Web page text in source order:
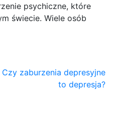
psychiczne, które
świecie. Wiele osób
Czy zaburzenia depresyjne
to depresja?